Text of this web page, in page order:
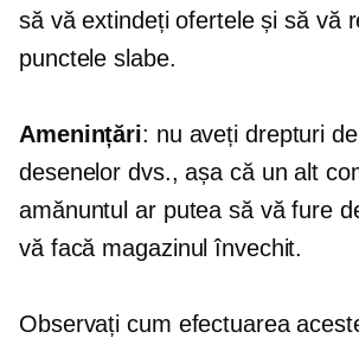
să vă extindeți ofertele și să vă
punctele slabe.
Amenințări: nu aveți drepturi
desenelor dvs., așa că un alt
amănuntul ar putea să vă fure
vă facă magazinul învechit.
Observați cum efectuarea